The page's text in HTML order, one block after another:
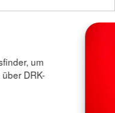
um
DRK-